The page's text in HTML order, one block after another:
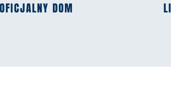
OFICJALNY DOM
OFICJALNY DOM